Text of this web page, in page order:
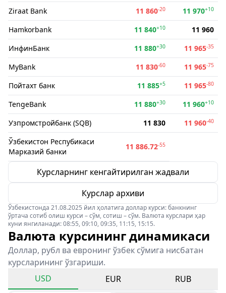
Ziraat Bank 11 860-20 11 970+10
Hamkorbank 11 840+10
11 960
ИнфинБанк
11 880+30 11 965-35
MyBank 11 830-60 11 965-75
Пойтахт банк 11 885+5 11 965-80
TengeBank 11 880+30 11 960+10
Узпромстройбанк (SQB) 11 830 11 960-40
Ўзбекистон Респубикаси
Марказий банки
11 886.72-55
Курсларнинг кенгайтирилган жадвали
Курслар архиви
Ўзбекистонда 21.08.2025 йил ҳолатига доллар курси: банкнинг
ўртача сотиб олиш курси – сўм, сотиш – сўм. Валюта курслари ҳар
куни янгиланади: 08:55, 09:10, 09:35, 11:15, 15:15.
Валюта курсининг динамикаси
Доллар, рубл ва евронинг ўзбек сўмига нисбатан
курсларининг ўзгариши.
USD
EUR RUB